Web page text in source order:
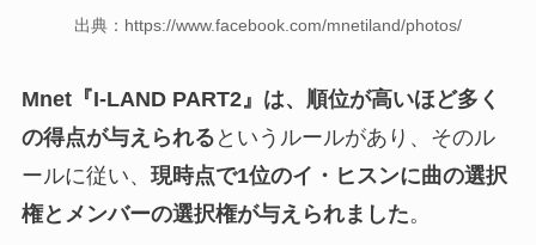
出典：https://www.facebook.com/mnetiland/photos/
Mnet『I-LAND PART2』は、順位が高いほど多く
の得点が与えられる というルールがあり、そのル
ールに従い、 現時点で1位のイ・ヒスンに曲の選択
権とメンバーの選択権が与えられました。